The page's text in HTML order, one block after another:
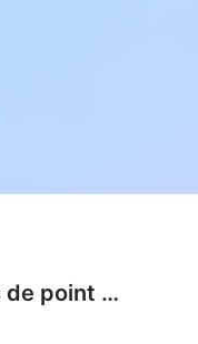
Chercheur d'arguments de point de vue